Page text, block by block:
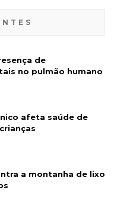
de
no pulmão humano
afeta saúde de
a montanha de lixo